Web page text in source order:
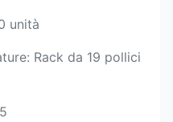
unità
Rack da 19 pollici